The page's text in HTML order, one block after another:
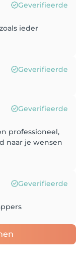
Geverifieerde
ieder
Geverifieerde
Geverifieerde
professioneel,
naar je wensen
Geverifieerde